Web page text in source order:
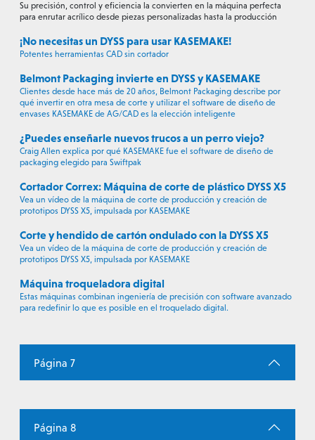
Su precisión, control y eficiencia la convierten en la máquina perfecta
para enrutar acrílico desde piezas personalizadas hasta la producción
¡No necesitas un DYSS para usar KASEMAKE!
Potentes herramientas CAD sin cortador
Belmont Packaging invierte en DYSS y KASEMAKE
Clientes desde hace más de 20 años, Belmont Packaging describe por
qué invertir en otra mesa de corte y utilizar el software de diseño de
envases KASEMAKE de AG/CAD es la elección inteligente
¿Puedes enseñarle nuevos trucos a un perro viejo?
Craig Allen explica por qué KASEMAKE fue el software de diseño de
packaging elegido para Swiftpak
Cortador Correx: Máquina de corte de plástico DYSS X5
Vea un vídeo de la máquina de corte de producción y creación de
prototipos DYSS X5, impulsada por KASEMAKE
Corte y hendido de cartón ondulado con la DYSS X5
Vea un vídeo de la máquina de corte de producción y creación de
prototipos DYSS X5, impulsada por KASEMAKE
Máquina troqueladora digital
Estas máquinas combinan ingeniería de precisión con software avanzado
para redefinir lo que es posible en el troquelado digital.
Página 7
Página 8